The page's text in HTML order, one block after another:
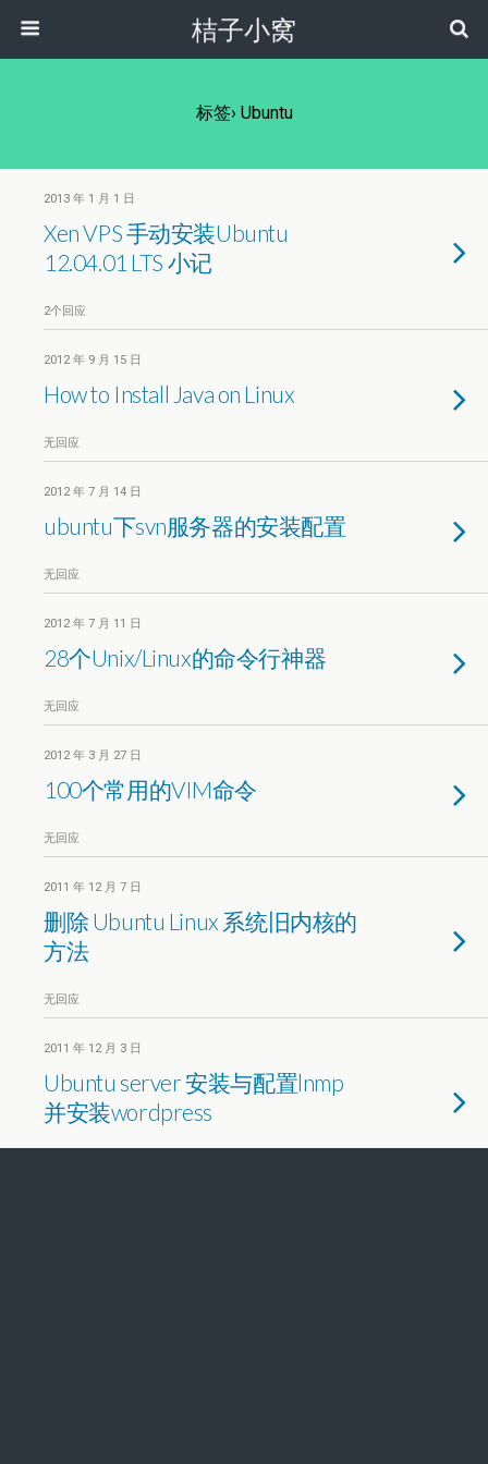
桔子小窝
标签› Ubuntu
2013 年 1 月 1 日
Xen VPS 手动安装Ubuntu
12.04.01 LTS 小记
2个回应
2012 年 9 月 15 日
How to Install Java on Linux
无回应
2012 年 7 月 14 日
ubuntu下svn服务器的安装配置
无回应
2012 年 7 月 11 日
28个Unix/Linux的命令行神器
无回应
2012 年 3 月 27 日
100个常用的VIM命令
无回应
2011 年 12 月 7 日
删除 Ubuntu Linux 系统旧内核的
方法
无回应
2011 年 12 月 3 日
Ubuntu server 安装与配置lnmp
并安装wordpress